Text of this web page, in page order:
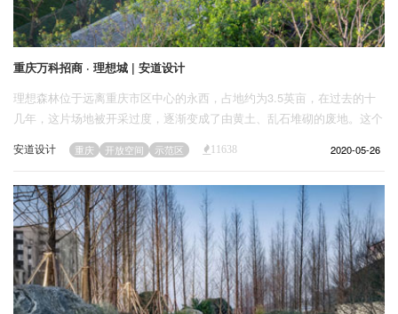
重庆万科招商 · 理想城 | 安道设计
理想森林位于远离重庆市区中心的永西，占地约为3.5英亩，在过去的十
几年，这片场地被开采过度，逐渐变成了由黄土、乱石堆砌的废地。这个
C字形的狭长场地就像一张褶皱的牛皮纸，期待着焕发生机。理想森林是
通往一座现代艺术展览馆的必经之地，同时也是一座永久保留的公园区
安道设计 重庆 开放空间 示范区 11638 2020-05-26